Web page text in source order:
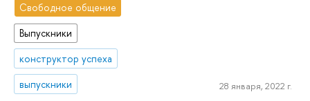
Свободное общение
Выпускники
конструктор успеха
выпускники
28 января, 2022 г.